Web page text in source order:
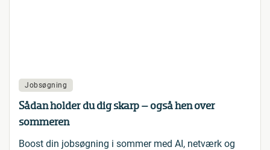
Jobsøgning
Sådan holder du dig skarp – også hen over
sommeren
Boost din jobsøgning i sommer med AI, netværk og